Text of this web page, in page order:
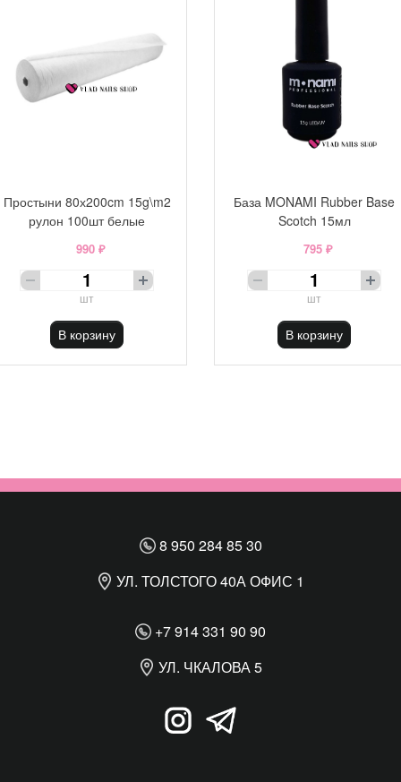
Простыни 80х200cm 15g\m2
рулон 100шт белые
990 ₽
шт
В корзину
База MONAMI Rubber Base
Scotch 15мл
795 ₽
шт
В корзину
8 950 284 85 30
УЛ. ТОЛСТОГО 40А ОФИС 1
+7 914 331 90 90
УЛ. ЧКАЛОВА 5